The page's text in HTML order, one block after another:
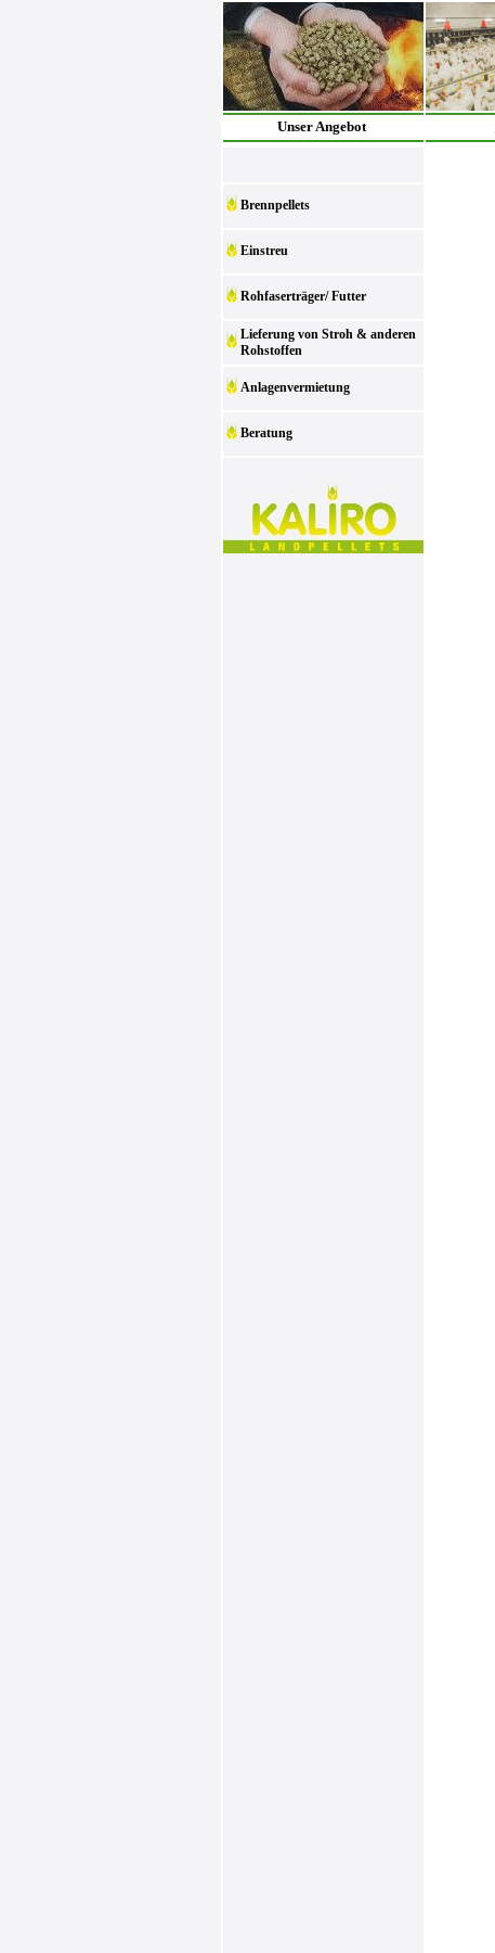
Unser Angebot
Brennpellets
Einstreu
Rohfaserträger/ Futter
Lieferung von Stroh & anderen
Rohstoffen
Anlagenvermietung
Beratung